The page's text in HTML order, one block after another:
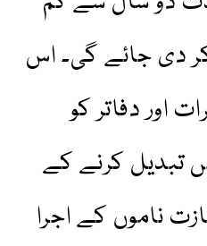
6 ماہ کر دی جائے گی۔ اس
اور دفاتر کو
تبدیل کرنے کے
ناموں کے اجرا